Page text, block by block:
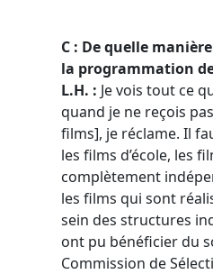
C : De quelle
la programmation
L.H. : Je vois tout ce
quand je ne reçois
films], je réclame. Il
les films d’école, les
complètement
les films qui sont
sein des structures
ont pu bénéficier du
Commission de